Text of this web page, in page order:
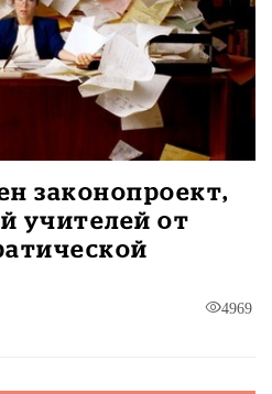
законопроект,
учителей от
4969